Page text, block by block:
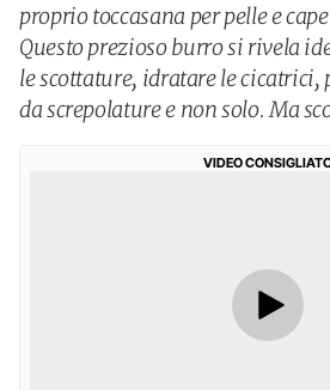
proprio toccasana per pelle e
Questo prezioso burro si rivela
le scottature, idratare le cicatrici,
da screpolature e non solo. Ma
VIDEO